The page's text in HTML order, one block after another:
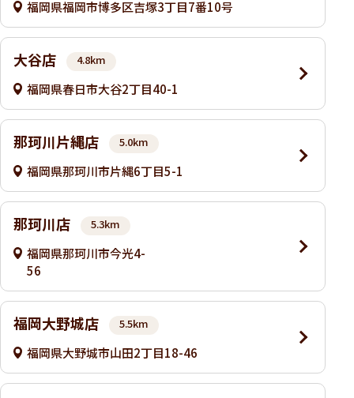
福岡県福岡市博多区吉塚3丁目7番10号
大谷店 4.8km
福岡県春日市大谷2丁目40-1
那珂川片縄店 5.0km
福岡県那珂川市片縄6丁目5-1
那珂川店 5.3km
福岡県那珂川市今光4-
56
福岡大野城店 5.5km
福岡県大野城市山田2丁目18-46